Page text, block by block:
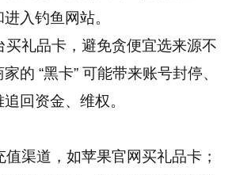
入钓鱼网站。
买礼品卡，避免贪便宜选来源不
的 “黑卡” 可能带来账号封停、
回资金、维权。
渠道，如苹果官网买礼品卡；